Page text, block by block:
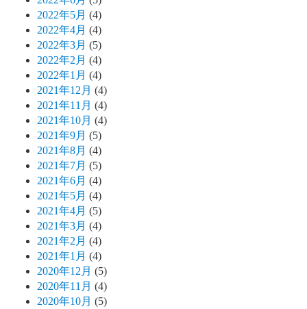
2022年5月 (4)
2022年4月 (4)
2022年3月 (5)
2022年2月 (4)
2022年1月 (4)
2021年12月 (4)
2021年11月 (4)
2021年10月 (4)
2021年9月 (5)
2021年8月 (4)
2021年7月 (5)
2021年6月 (4)
2021年5月 (4)
2021年4月 (5)
2021年3月 (4)
2021年2月 (4)
2021年1月 (4)
2020年12月 (5)
2020年11月 (4)
2020年10月 (5)